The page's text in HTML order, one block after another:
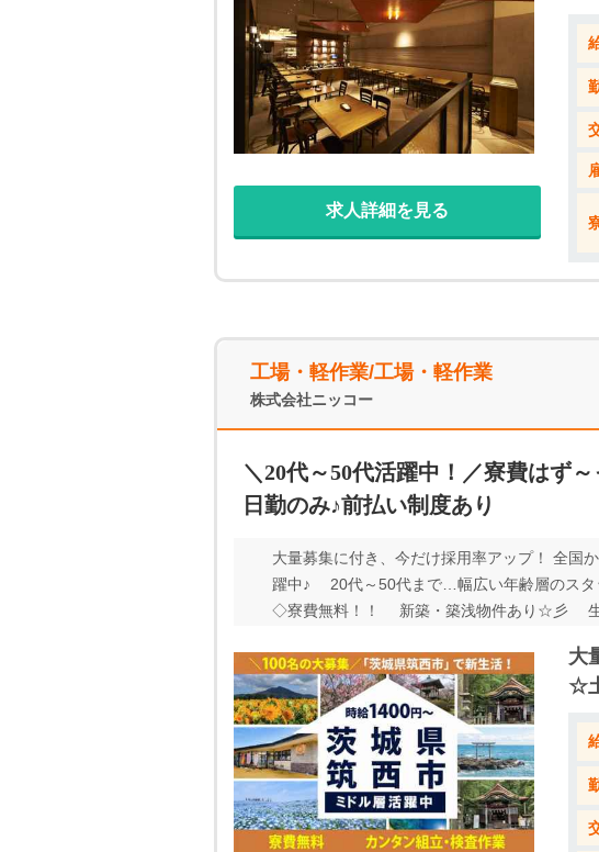
求人詳細を見る
工場・軽作業/工場・軽作業
株式会社ニッコー
＼20代～50代活躍中！／寮費はず
日勤のみ♪前払い制度あり
大量募集に付き、今だけ採用率アップ！ 全
躍中♪ 20代～50代まで…幅広い年齢層のス
◇寮費無料！！ 新築・築浅物件あり☆彡
中卒・高卒歓迎♪ ★ﾟ+.★ﾟ+.★ﾟ+.★ﾟ+.★ﾟ+.★ﾟ
心して始められます♪ ★ﾟ+.★ﾟ+.★ﾟ+.★ﾟ+.★ﾟ
大
☆